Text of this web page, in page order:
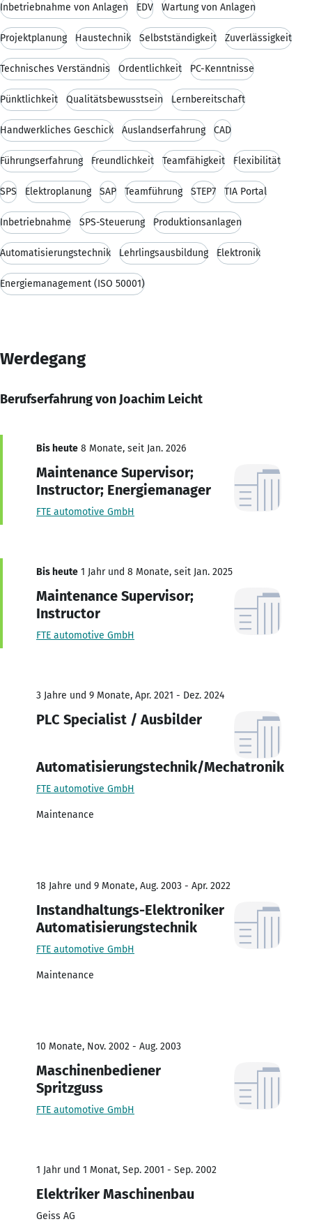
Inbetriebnahme von Anlagen EDV Wartung von Anlagen
Projektplanung Haustechnik Selbstständigkeit Zuverlässigkeit
Technisches Verständnis Ordentlichkeit PC-Kenntnisse
Pünktlichkeit Qualitätsbewusstsein Lernbereitschaft
Handwerkliches Geschick Auslandserfahrung CAD
Führungserfahrung Freundlichkeit Teamfähigkeit Flexibilität
SPS Elektroplanung SAP Teamführung STEP7 TIA Portal
Inbetriebnahme SPS-Steuerung Produktionsanlagen
Automatisierungstechnik Lehrlingsausbildung Elektronik
Energiemanagement (ISO 50001)
Werdegang
Berufserfahrung von Joachim Leicht
Bis heute 8 Monate, seit Jan. 2026
Maintenance Supervisor;
Instructor; Energiemanager
FTE automotive GmbH
Bis heute 1 Jahr und 8 Monate, seit Jan. 2025
Maintenance Supervisor;
Instructor
FTE automotive GmbH
3 Jahre und 9 Monate, Apr. 2021 - Dez. 2024
PLC Specialist / Ausbilder
Automatisierungstechnik/Mechatronik
FTE automotive GmbH
Maintenance
18 Jahre und 9 Monate, Aug. 2003 - Apr. 2022
Instandhaltungs-Elektroniker
Automatisierungstechnik
FTE automotive GmbH
Maintenance
10 Monate, Nov. 2002 - Aug. 2003
Maschinenbediener
Spritzguss
FTE automotive GmbH
1 Jahr und 1 Monat, Sep. 2001 - Sep. 2002
Elektriker Maschinenbau
Geiss AG